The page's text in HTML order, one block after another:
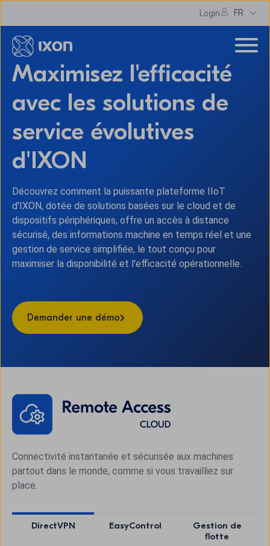
Login FR
Maximisez l'efficacité
avec les solutions de
service évolutives
d'IXON
Découvrez comment la puissante plateforme IIoT
d'IXON, dotée de solutions basées sur le cloud et de
dispositifs périphériques, offre un accès à distance
sécurisé, des informations machine en temps réel et une
gestion de service simplifiée, le tout conçu pour
maximiser la disponibilité et l'efficacité opérationnelle.
Demander une démo
Connectivité instantanée et sécurisée aux machines
partout dans le monde, comme si vous travailliez sur
place.
DirectVPN EasyControl
Gestion de
flotte